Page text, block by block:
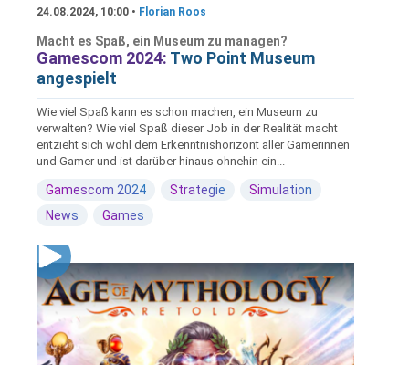
24.08.2024, 10:00 • Florian Roos
Macht es Spaß, ein Museum zu managen?
Gamescom 2024: Two Point Museum
angespielt
Wie viel Spaß kann es schon machen, ein Museum zu
verwalten? Wie viel Spaß dieser Job in der Realität macht
entzieht sich wohl dem Erkenntnishorizont aller Gamerinnen
und Gamer und ist darüber hinaus ohnehin ein...
Gamescom 2024 Strategie
Simulation
News
Games